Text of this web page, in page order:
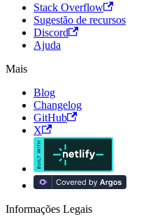
Stack Overflow
Sugestão de recursos
Discord
Ajuda
Mais
Blog
Changelog
GitHub
X
Informações Legais